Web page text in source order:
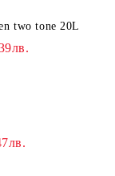
two tone 20L